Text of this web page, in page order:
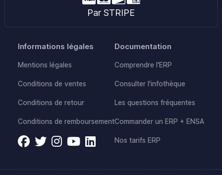
Par STRIPE
Informations légales
Mentions légales
Conditions de ventes
Conditions de retour
Conditions de remboursement
Documentation
Comprendre l'ERP
Consulter l'infothèque
Les questions fréquentes
Commander un ERP + ENSA
Nos tarifs ERP